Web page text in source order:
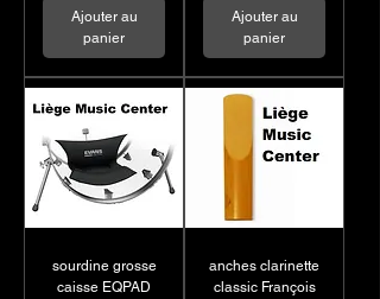
Ajouter au
panier
Ajouter au
panier
sourdine grosse
caisse EQPAD
anches clarinette
classic François